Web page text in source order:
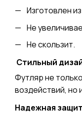
Изготовлен
Не
Не скользит.
Стильный
Футляр не
воздействий, но
Надежная